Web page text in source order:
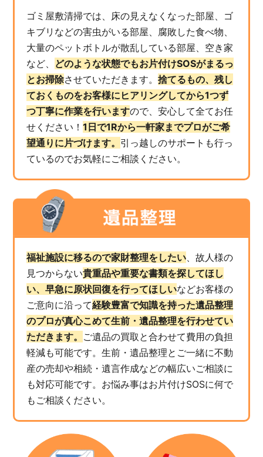
ゴミ屋敷清掃では、床の見えなくなった部屋、ゴ
キブリなどの害虫がいる部屋、腐敗した食べ物、
大量のペットボトルが散乱している部屋、空き家
など、 どのような状態でもお片付けSOSがまるっ
とお掃除させていただきます。捨てるもの、残し
ておくものをお客様にヒアリングしてから1つず
つ丁寧に作業を行いますので、安心して全てお任
せください！1日で1Rから一軒家までプロがご希
望通りに片づけます。 引っ越しのサポートも行っ
ているのでお気軽にご相談ください。
福祉施設に移るので家財整理をしたい 、故人様の
見つからない貴重品や重要な書類を探してほし
い、早急に原状回復を行ってほしいなどお客様の
ご意向に沿って経験豊富で知識を持った遺品整理
のプロが真心こめて生前・遺品整理を行わせてい
ただきます。 ご遺品の買取と合わせて費用の負担
軽減も可能です。生前・遺品整理とご一緒に不動
産の売却や相続・遺言作成などの幅広いご相談に
も対応可能です。お悩み事はお片付けSOSに何で
もご相談ください。